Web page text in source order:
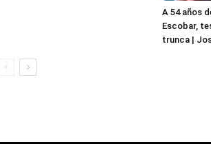
A 54 años
Escobar,
trunca |